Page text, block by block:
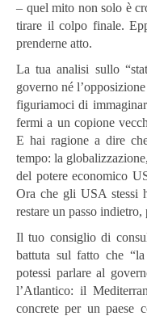
– quel mito non solo è
tirare il colpo finale.
prenderne atto.
La tua analisi sullo
governo né
figuriamoci di
fermi a un copione
E hai ragione a dire
tempo: la
del potere economico
Ora che gli USA stessi
restare un passo
Il tuo consiglio di
battuta sul fatto che
potessi parlare al
l’Atlantico: il
concrete per un paese